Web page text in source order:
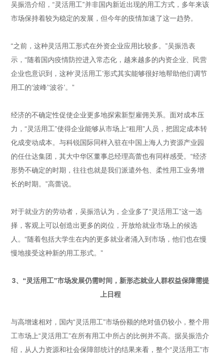
吴振浩介绍，“灵活用工”并非国内新近出现的用工方式，多年来该
市场保持着较为稳定的发展，但今年的疫情加速了这一趋势。
“之前，这种灵活用工形式在外资企业应用比较多。”吴振浩表
示，“随着国内疫情防控进入常态化，越来越多的内资企业、民营
企业也意识到，这种‘灵活用工’形式其实能够很好地帮助他们调节
用工的‘波峰’‘波谷’。”
经济的不确定性促使企业更多地探索新型雇佣关系。面对成本压
力，“灵活用工”使得企业能够从市场上“租用”人员，把固定成本转
化成变动成本。与科锐国际同样入驻在中国上海人力资源产业园
的任仕达集团，其大中华区董事总经理高蕾也有同样感受。“经济
形势不确定的时期，往往也就是我们派遣外包、柔性用工业务增
长的时期。”高蕾说。
对于就业方的劳动者，吴振浩认为，企业多了“灵活用工”这一选
择，客观上可以创造出更多的岗位，开放给就业市场上的候选
人。“随着包括大学生在内的更多就业者涌入到市场，他们也在慢
慢地接受这种新的用工形式。”
3、“灵活用工”市场发展仍需时间， 新形态就业人群权益保障需提
上日程
与高增速相对，国内“灵活用工”市场份额的绝对值仍较小，整个用
工市场上“灵活用工”在所有用工中所占的比例并不高。据吴振浩介
绍，从人力资源和社会保障部统计的结果来看，整个“灵活用工”市